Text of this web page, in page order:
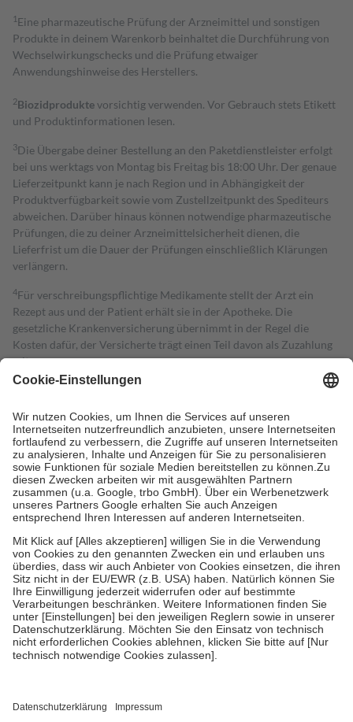
1 Eine pharmazeutische Prüfung der Arzneimittel und sonstigen
Produkte in deinem Warenkorb beinhaltet die Durchführung von
Wechselwirkungschecks und die Prüfung etwaiger
Anwendungshinweise des Herstellers.
2Biozidproduktevorsichtig verwenden. Vor Gebrauch stets Etikett
und Produktinformationen lesen.
3Die Übergabe deiner Bestellung an den Paketdienstleister erfolgt
bei uns werktags von Montag bis Freitag bis 18:00 Uhr. Der genaue
Lieferzeitpunkt kann je nach Region und in Abhängigkeit der
Produktverfügbarkeit sowie vom Zustellzeitpunkt des Spediteurs
abweichen. Darüber hinaus können notwendige pharmazeutische
Prüfungen, die zu deiner Arzneimittelsicherheit dienen, die
Lieferfrist um die Dauer der Prüfungen einschließlich Klärungen
verlängern.
4Für verschreibungspflichtige Medikamente stellt der Arzt ein
Rezept aus und der Patient erhält sie in der Apotheke. Die
gesetzliche Krankenversicherung übernimmt in der Regel die
Kosten dafür, der Versicherte trägt einen Teil davon als Zuzahlung
mit.
Grundsätzlich leisten Mitglieder Zuzahlungen in Höhe von zehn
höchstens zehn Euro.
Es sind jedoch nie mehr als die tatsächlichen
Kosten der Leistung zu entrichten.
Diese Regeln gelten grundsätzlich auch für Online-Apotheken.
Bei Heilmitteln und häuslicher Krankenpflege beträgt die
Zuzahlung zehn Prozent der Kosten sowie zehn Euro je
Verordnung.
Um das Engagement der Versicherten für ihre eigene Gesundheit zu
stärken und die besondere Stellung der Familie zu unterstützen,
fallenkeine Zuzahlungenan bei:
• Kindern und Jugendlichen bis zum vollendeten 18. Lebensjahr
mit Ausnahme der Fahrkosten
• Untersuchungen zur Vorsorge und Früherkennung, die von der
GKV getragen werden
• empfohlenen Schutzimpfungen
• Harn- und Blutteststreifen
getroffen, um sicherzustellen, dass es sich um echte Bewertungen